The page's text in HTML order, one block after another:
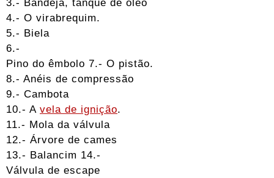
4.- O virabrequim.
5.- Biela
6.-
Pino do êmbolo 7.- O pistão.
8.- Anéis de compressão
9.- Cambota
10.- A vela de ignição.
11.- Mola da válvula
12.- Árvore de cames
13.- Balancim 14.-
Válvula de escape